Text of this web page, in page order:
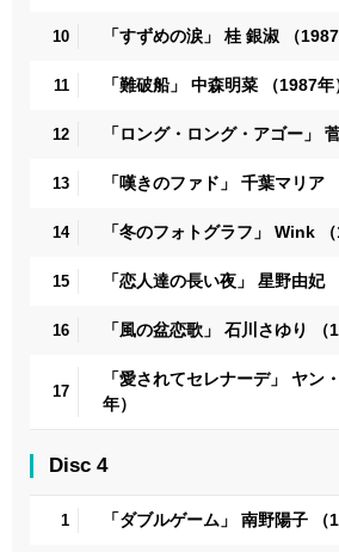
10 「すずめの涙」 桂 銀淑 （1987
11 「難破船」 中森明菜 （1987年
12 「ロング・ロング・アゴー」
13 「嘆きのファド」 千葉マリア
14 「冬のフォトグラフ」 Wink （
15 「恋人達の長い夜」 星野由妃
16 「風の盆恋歌」 石川さゆり （
17
「愛されてセレナーデ」 ヤン
年）
Disc 4
1 「ダブルゲーム」 南野陽子 （